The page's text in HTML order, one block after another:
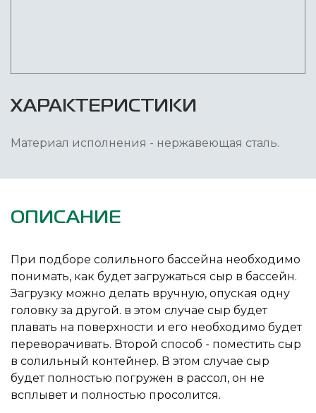
ХАРАКТЕРИСТИКИ
Материал исполнения - нержавеющая сталь.
ОПИСАНИЕ
При подборе солильного бассейна необходимо
понимать, как будет загружаться сыр в бассейн.
Загрузку можно делать вручную, опуская одну
головку за другой. в этом случае сыр будет
плавать на поверхности и его необходимо будет
переворачивать. Второй способ - поместить сыр
в солильный контейнер. В этом случае сыр
будет полностью погружен в рассол, он не
всплывет и полностью просолится.